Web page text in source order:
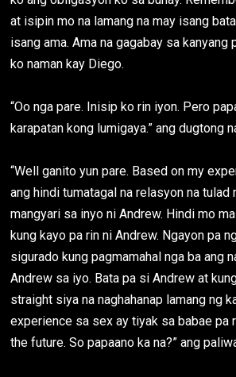
at isipin mo na lamang na may isang
isang ama. Ama na gagabay sa kanyang
ko naman kay Diego.
“Oo nga pare. Inisip ko rin iyon. Pero
karapatan kong lumigaya.” ang dugtong
“Well ganito yun pare. Based on my
ang hindi tumatagal na relasyon na tulad
mangyari sa inyo ni Andrew. Hindi mo
kung kayo pa rin ni Andrew. Ngayon pa
sigurado kung pagmamahal nga ba ang
Andrew sa iyo. Bata pa si Andrew at
straight siya na naghahanap lamang ng
experience sa sex ay tiyak sa babae pa
the future. So papaano ka na?” ang